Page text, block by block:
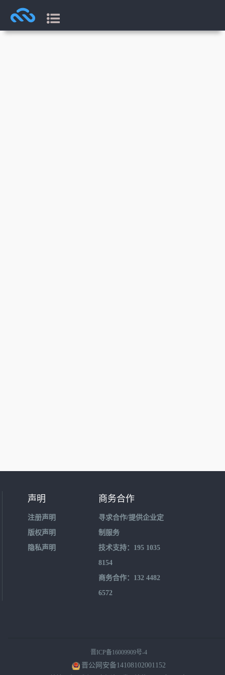
声明
注册声明
版权声明
隐私声明
商务合作
寻求合作/提供企业定
制服务
技术支持：195 1035
8154
商务合作：132 4482
6572
晋ICP备16009909号-4
晋公网安备14108102001152